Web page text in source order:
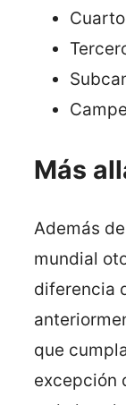
Más
Además
mundial
diferencia
que
excepción